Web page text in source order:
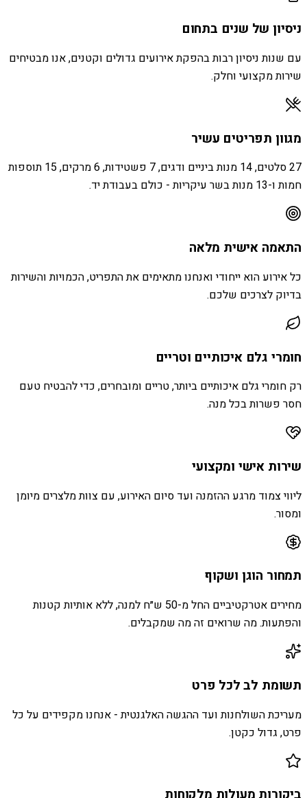
ניסיון של שנים בתחום
עם שנות ניסיון רבות בהפקת אירועים גדולים וקטנים, אנו מבטיחים
שירות מקצועי וחלק.
מגוון תפריטים עשיר
27 סלטים, 14 מנות ביניים ודגים, 7 פשטידות, 6 מרקים, 15 תוספות
חמות ו-13 מנות בשר עיקריות - כולם בעבודת יד.
התאמה אישית מלאה
כל אירוע הוא ייחודי ואנחנו מתאימים את התפריט, הכמויות והשירות
בדיוק לצרכים שלכם.
חומרי גלם איכותיים וטריים
רק חומרי גלם איכותיים ביותר, טריים ומובחרים, כדי להבטיח טעם
חסר פשרות בכל מנה.
שירות אישי ומקצועי
ליווי צמוד מרגע ההזמנה ועד סיום האירוע, עם צוות מלצרים מיומן
ומסור.
תמחור הוגן ושקוף
מחירים אטרקטיביים החל מ-50 ש״ח למנה, ללא אותיות קטנות
והפתעות. מה שרואים זה מה שמקבלים.
תשומת לב לכל פרט
מעריכת השולחנות ועד ההגשה האלגנטית - אנחנו מקפידים על כל
פרט, גדול כקטן.